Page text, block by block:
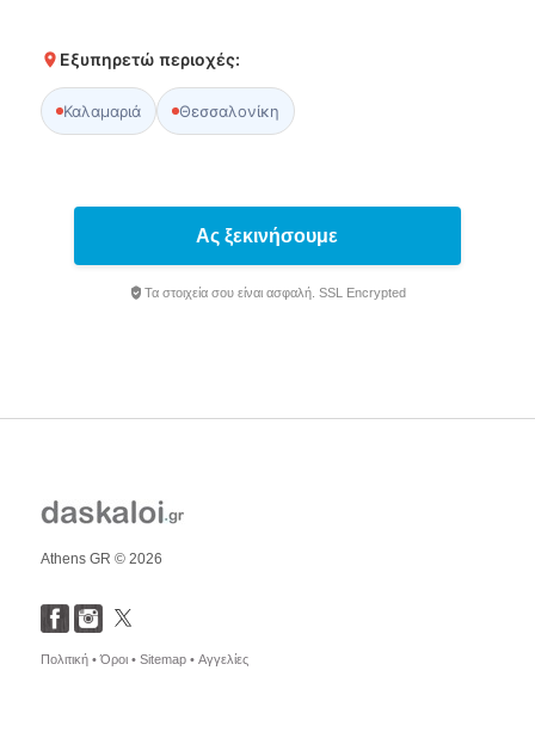
Εξυπηρετώ περιοχές:
Καλαμαριά Θεσσαλονίκη
Ας ξεκινήσουμε
Τα στοιχεία σου είναι ασφαλή. SSL Encrypted
Athens GR © 2026
Πολιτική •Όροι • Sitemap • Αγγελίες